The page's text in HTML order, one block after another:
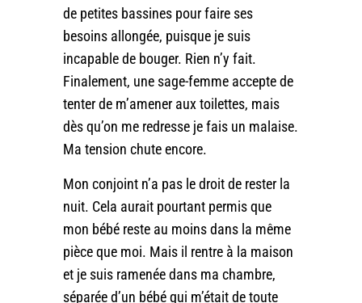
de petites bassines pour faire ses
besoins allongée, puisque je suis
incapable de bouger. Rien n’y fait.
Finalement, une sage-femme accepte de
tenter de m’amener aux toilettes, mais
dès qu’on me redresse je fais un malaise.
Ma tension chute encore.
Mon conjoint n’a pas le droit de rester la
nuit. Cela aurait pourtant permis que
mon bébé reste au moins dans la même
pièce que moi. Mais il rentre à la maison
et je suis ramenée dans ma chambre,
séparée d’un bébé qui m’était de toute